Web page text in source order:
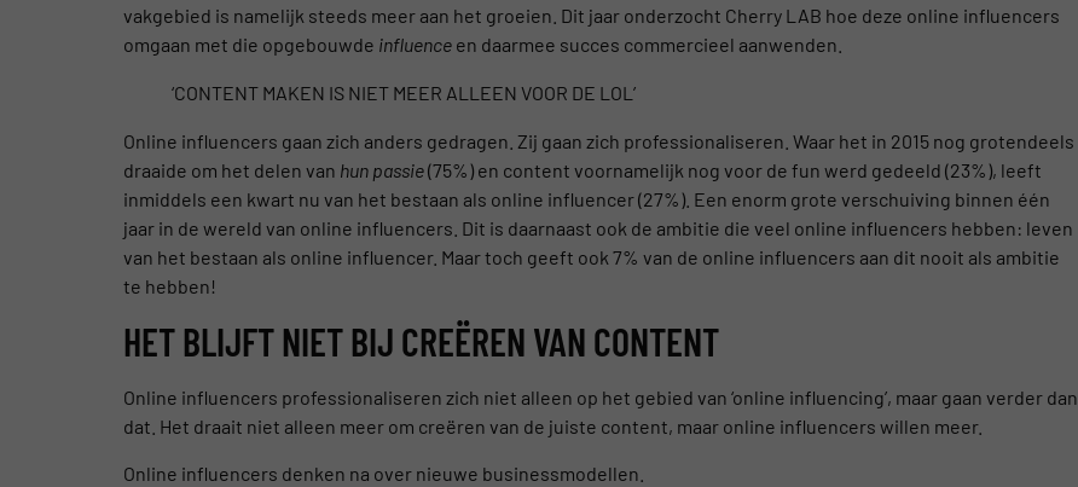
vakgebied is namelijk steeds meer aan het groeien. Dit jaar onderzocht Cherry LAB hoe deze online influencers
omgaan met die opgebouwde influence en daarmee succes commercieel aanwenden.
‘CONTENT MAKEN IS NIET MEER ALLEEN VOOR DE LOL’
Online influencers gaan zich anders gedragen. Zij gaan zich professionaliseren. Waar het in 2015 nog grotendeels
draaide om het delen van hun passie(75%) en content voornamelijk nog voor de fun werd gedeeld (23%), leeft
inmiddels een kwart nu van het bestaan als online influencer (27%). Een enorm grote verschuiving binnen één
jaar in de wereld van online influencers. Dit is daarnaast ook de ambitie die veel online influencers hebben: leven
van het bestaan als online influencer. Maar toch geeft ook 7% van de online influencers aan dit nooit als ambitie
te hebben!
HET BLIJFT NIET BIJ CREËREN VAN CONTENT
Online influencers professionaliseren zich niet alleen op het gebied van ‘online influencing’, maar gaan verder dan
dat. Het draait niet alleen meer om creëren van de juiste content, maar online influencers willen meer.
Online influencers denken na over nieuwe businessmodellen.